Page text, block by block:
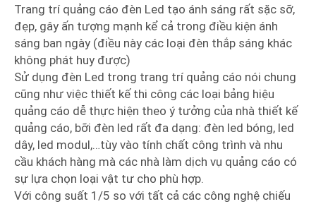
Trang trí quảng cáo đèn Led tạo ánh sáng rất sặc sỡ,
đẹp, gây ấn tượng mạnh kể cả trong điều kiện ánh
sáng ban ngày (điều này các loại đèn thắp sáng khác
không phát huy được)
Sử dụng đèn Led trong trang trí quảng cáo nói chung
cũng như việc thiết kế thi công các loại bảng hiệu
quảng cáo dễ thực hiện theo ý tưởng của nhà thiết kế
quảng cáo, bỡi đèn led rất đa dạng: đèn led bóng, led
dây, led modul,…tùy vào tính chất công trình và nhu
cầu khách hàng mà các nhà làm dịch vụ quảng cáo có
sự lựa chọn loại vật tư cho phù hợp.
Với công suất 1/5 so với tất cả các công nghệ chiếu